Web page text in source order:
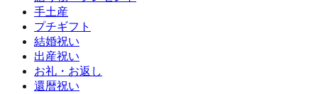
手土産
プチギフト
結婚祝い
出産祝い
お礼・お返し
還暦祝い